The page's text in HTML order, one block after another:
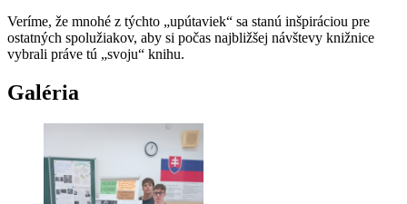
Veríme, že mnohé z týchto „upútaviek“ sa stanú inšpiráciou pre
ostatných spolužiakov, aby si počas najbližšej návštevy knižnice
vybrali práve tú „svoju“ knihu.
Galéria